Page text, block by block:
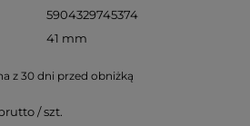
5904329745374
41 mm
z 30 dni przed obniżką
/szt.